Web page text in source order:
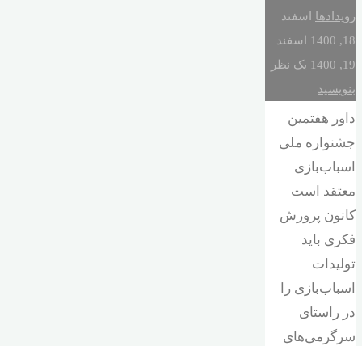
رویدادها اسفند
18, 1400
اسفند
19, 1400
یک نظر
بنویسید
داور هفتمین
جشنواره ملی
اسباب‌بازی
معتقد است
کانون پرورش
فکری باید
تولیدات
اسباب‌بازی را
در راستای
سرگرمی‌های